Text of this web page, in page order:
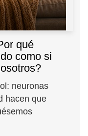
qué
como si
neuronas
hacen que